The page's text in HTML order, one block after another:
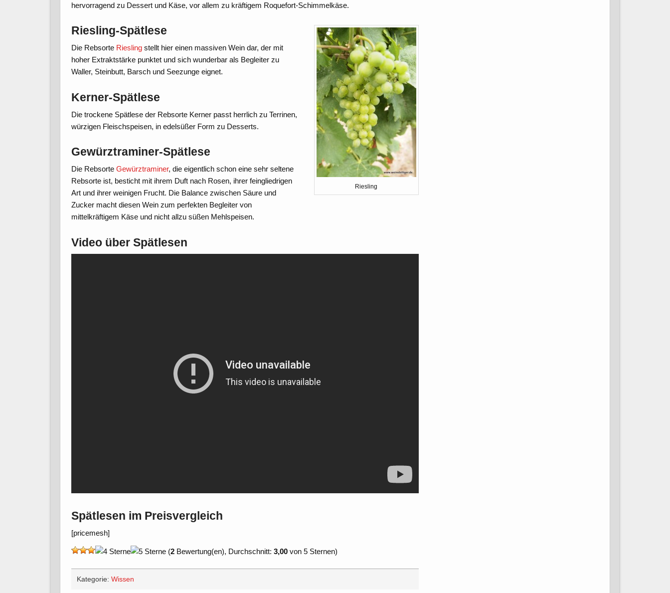
hervorragend zu Dessert und Käse, vor allem zu kräftigem Roquefort-Schimmelkäse.
Riesling
Riesling-Spätlese
Die Rebsorte Riesling stellt hier einen massiven Wein dar, der mit
hoher Extraktstärke punktet und sich wunderbar als Begleiter zu
Waller, Steinbutt, Barsch und Seezunge eignet.
Kerner-Spätlese
Die trockene Spätlese der Rebsorte Kerner passt herrlich zu Terrinen,
würzigen Fleischspeisen, in edelsüßer Form zu Desserts.
Gewürztraminer-Spätlese
Die RebsorteGewürztraminer, die eigentlich schon eine sehr seltene
Rebsorte ist, besticht mit ihrem Duft nach Rosen, ihrer feingliedrigen
Art und ihrer weinigen Frucht. Die Balance zwischen Säure und
Zucker macht diesen Wein zum perfekten Begleiter von
mittelkräftigem Käse und nicht allzu süßen Mehlspeisen.
Video über Spätlesen
Spätlesen im Preisvergleich
[pricemesh]
(2 Bewertung(en), Durchschnitt:3,00 von 5 Sternen)
Kategorie: Wissen